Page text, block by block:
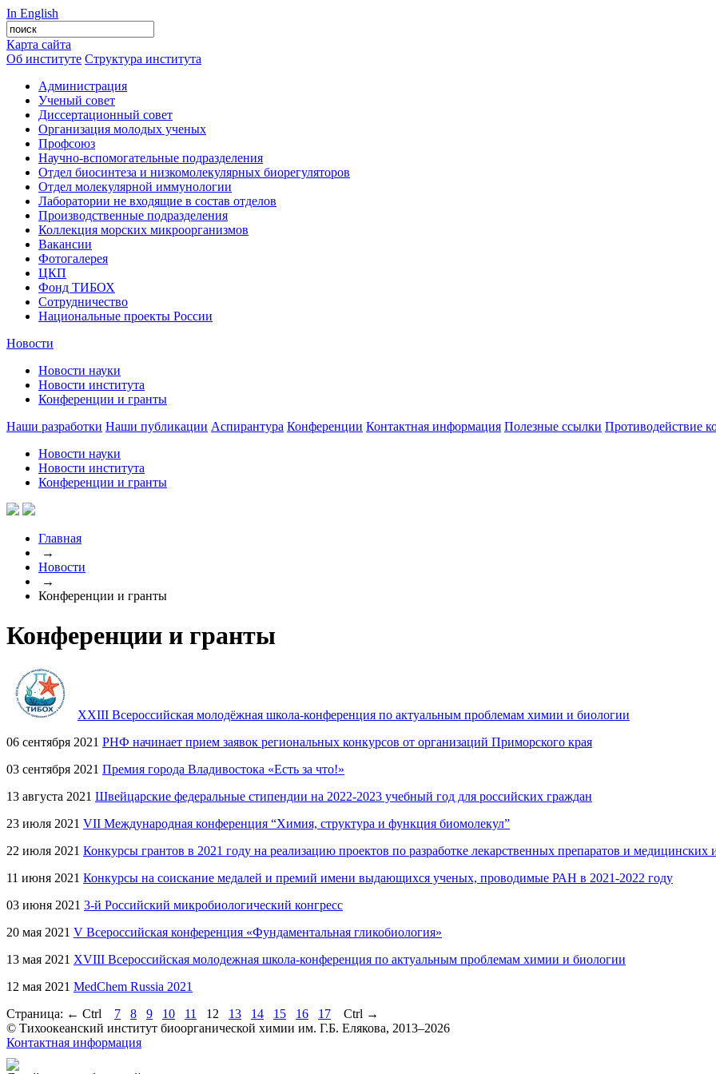
In English
Карта сайта
Об институте Структура института
Администрация
Ученый совет
Диссертационный совет
Организация молодых ученых
Профсоюз
Научно-вспомогательные подразделения
Отдел биосинтеза и низкомолекулярных биорегуляторов
Отдел молекулярной иммунологии
Лаборатории не входящие в состав отделов
Производственные подразделения
Коллекция морских микроорганизмов
Вакансии
Фотогалерея
ЦКП
Фонд ТИБОХ
Сотрудничество
Национальные проекты России
Новости
Новости науки
Новости института
Конференции и гранты
Наши разработки Наши публикации Аспирантура Конференции Контактная информация Полезные ссылки Противодействие
Новости науки
Новости института
Конференции и гранты
Главная
→
Новости
→
Конференции и гранты
Конференции и гранты
XXIII Всероссийская молодёжная школа-конференция по актуальным проблемам химии и биологии
06 сентября 2021 РНФ начинает прием заявок региональных конкурсов от организаций Приморского края
03 сентября 2021 Премия города Владивостока «Есть за что!»
13 августа 2021 Швейцарские федеральные стипендии на 2022-2023 учебный год для российских граждан
23 июля 2021 VII Международная конференция “Химия, структура и функция биомолекул”
22 июля 2021 Конкурсы грантов в 2021 году на реализацию проектов по разработке лекарственных препаратов и медицинских
11 июня 2021 Конкурсы на соискание медалей и премий имени выдающихся ученых, проводимые РАН в 2021-2022 году
03 июня 2021 3-й Российский микробиологический конгресс
20 мая 2021 V Всероссийская конференция «Фундаментальная гликобиология»
13 мая 2021 XVIII Всероссийская молодежная школа-конференция по актуальным проблемам химии и биологии
12 мая 2021 MedChem Russia 2021
Страница: ← Ctrl 7 8 9 10 11 12 13 14 15 16 17 Ctrl →
© Тихоокеанский институт биоорганической химии им. Г.Б. Елякова, 2013–2026
Контактная информация